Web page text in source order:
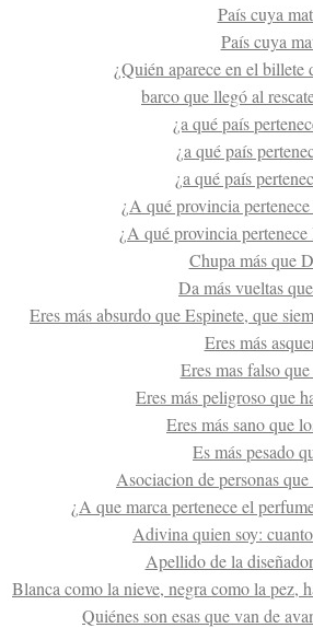
País cuya
País cuya
¿Quién aparece en el billete
barco que llegó al
¿a qué país
¿a qué país
¿a qué país
¿A qué provincia
¿A qué provincia
Chupa más que
Da más vueltas
Eres más absurdo que Espinete, que
Eres más
Eres mas falso
Eres más peligroso que
Eres más sano que
Es más pesado
Asociacion de personas
¿A que marca pertenece el
Adivina quien soy:
Apellido de la
Blanca como la nieve, negra como la pez,
Quiénes son esas que van de